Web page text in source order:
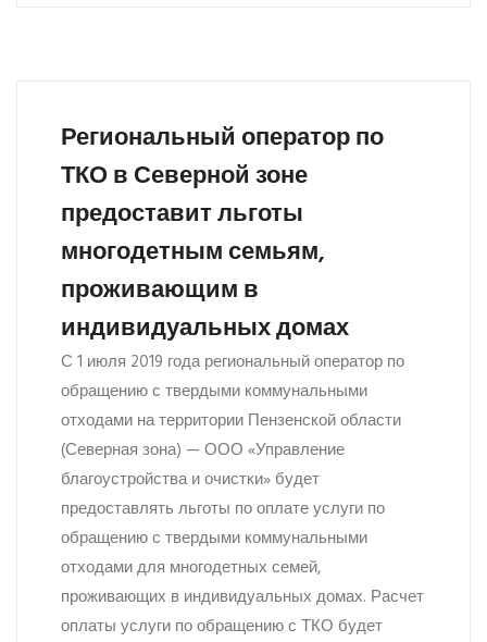
Региональный оператор по
ТКО в Северной зоне
предоставит льготы
многодетным семьям,
проживающим в
индивидуальных домах
С 1 июля 2019 года региональный оператор по
обращению с твердыми коммунальными
отходами на территории Пензенской области
(Северная зона) — ООО «Управление
благоустройства и очистки» будет
предоставлять льготы по оплате услуги по
обращению с твердыми коммунальными
отходами для многодетных семей,
проживающих в индивидуальных домах. Расчет
оплаты услуги по обращению с ТКО будет